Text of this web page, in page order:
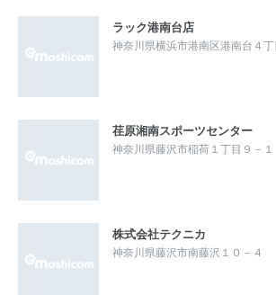
ラック港南台店
神奈川県横浜市港南区港南台４丁
荏原湘南スポーツセンター
神奈川県藤沢市稲荷１丁目９－１
株式会社テクニカ
神奈川県藤沢市南藤沢１０－４